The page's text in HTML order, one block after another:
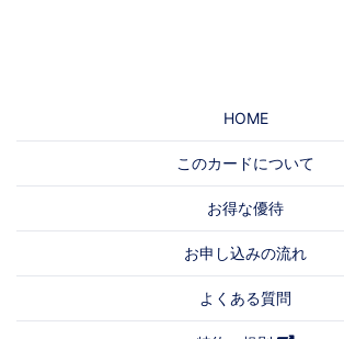
HOME
このカードについて
お得な優待
お申し込みの流れ
よくある質問